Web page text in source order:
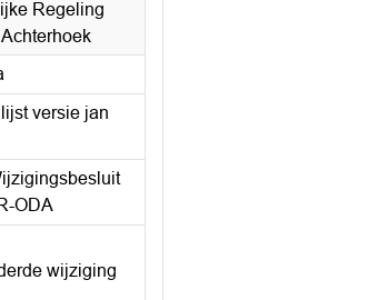
Regeling
versie jan
ODA
wijziging